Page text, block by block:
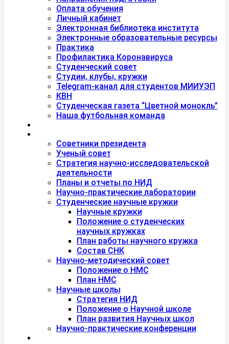
Оплата обучения
Личный кабинет
Электронная библиотека института
Электронные образовательные ресурсы
Практика
Профилактика Коронавируса
Студенческий совет
Студии, клубы, кружки
Telegram-канал для студентов МИИУЭП
КВН
Студенческая газета “Цветной монокль”
Наша футбольная команда
Советники президента
Ученый совет
Стратегия научно-исследовательской
деятельности
Планы и отчеты по НИД
Научно-практические лаборатории
Студенческие научные кружки
Научные кружки
Положение о студенческих
научных кружках
План работы научного кружка
Состав СНК
Научно-методический совет
Положение о НМС
План НМС
Научные школы
Стратегия НИД
Положение о Научной школе
План развития Научных школ
Научно-практические конференции